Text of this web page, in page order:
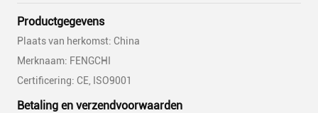
Productgegevens
Plaats van herkomst: China
Merknaam: FENGCHI
Certificering: CE, ISO9001
Betaling en verzendvoorwaarden